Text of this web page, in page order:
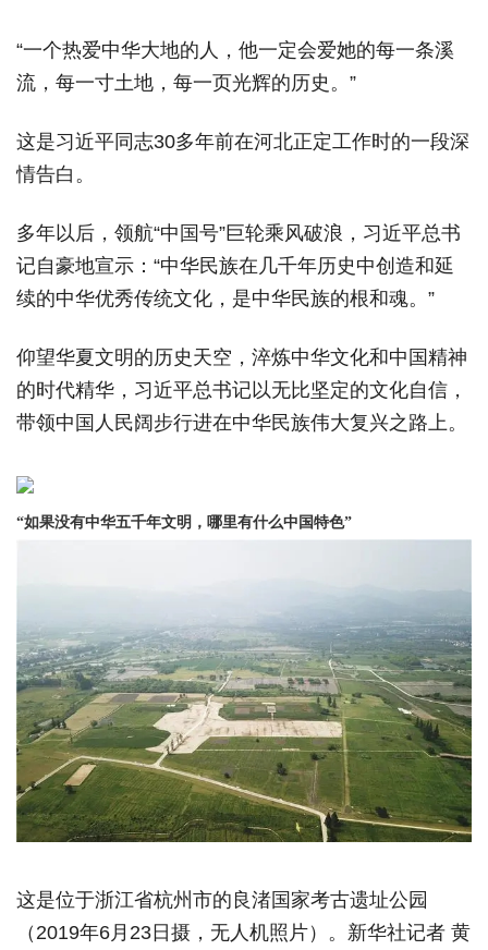
“一个热爱中华大地的人，他一定会爱她的每一条溪
流，每一寸土地，每一页光辉的历史。”
这是习近平同志30多年前在河北正定工作时的一段深
情告白。
多年以后，领航“中国号”巨轮乘风破浪，习近平总书
记自豪地宣示：“中华民族在几千年历史中创造和延
续的中华优秀传统文化，是中华民族的根和魂。”
仰望华夏文明的历史天空，淬炼中华文化和中国精神
的时代精华，习近平总书记以无比坚定的文化自信，
带领中国人民阔步行进在中华民族伟大复兴之路上。
“如果没有中华五千年文明，哪里有什么中国特色”
这是位于浙江省杭州市的良渚国家考古遗址公园
（2019年6月23日摄，无人机照片）。新华社记者 黄